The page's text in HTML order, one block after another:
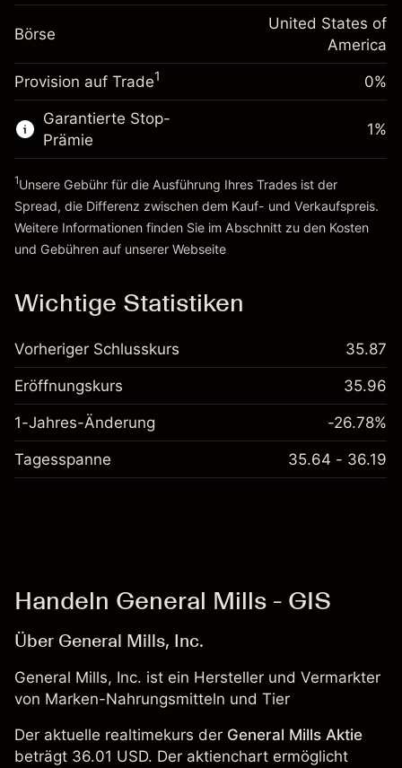
~$5,000.00
Geld aus Hebelwirkung ~
$4,000.00
Zur Plattform
%
(-$0.03)
Positionsgröße mit Hebelwirkung
~$5,000.00
Geld aus Hebelwirkung ~
Zur Plattform
Börse
United States of
America
Provision auf Trade1 0%
Garantierte Stop-
Prämie
1%
1Unsere Gebühr für die Ausführung Ihres Trades ist der
Spread, die Differenz zwischen dem Kauf- und Verkaufspreis.
Weitere Informationen finden Sie im Abschnitt zu den Kosten
und Gebühren auf unserer Webseite
Wichtige Statistiken
Vorheriger Schlusskurs 35.87
Eröffnungskurs 35.96
1-Jahres-Änderung -26.78%
Tagesspanne 35.64 - 36.19
Handeln General Mills - GIS
Über General Mills, Inc.
General Mills, Inc. ist ein Hersteller und Vermarkter
von Marken-Nahrungsmitteln und Tier
Der aktuelle realtimekurs der General Mills Aktie
beträgt 36.01 USD. Der aktienchart ermöglicht